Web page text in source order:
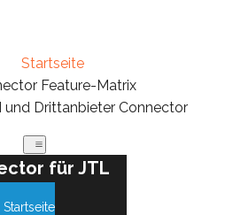
Startseite
Feature-Matrix
und Drittanbieter Connector
für JTL
Startseite